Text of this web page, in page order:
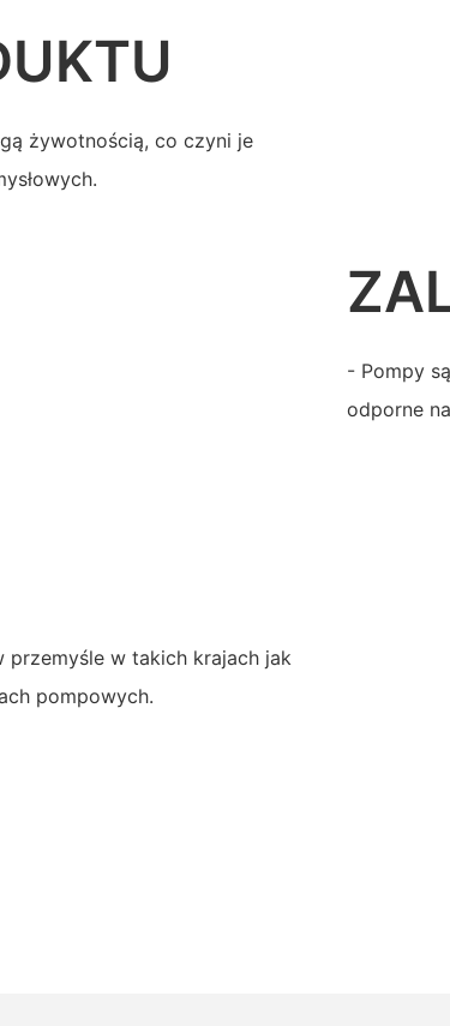
żywotnością, co czyni je
- Pompy
odporne
przemyśle w takich krajach jak
pompowych.